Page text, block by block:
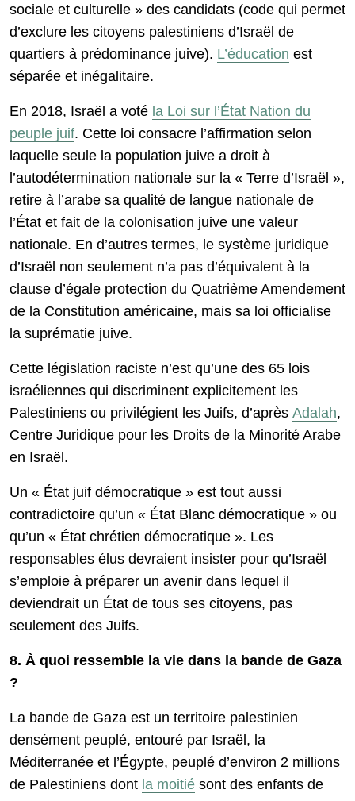
sociale et culturelle » des candidats (code qui permet
d’exclure les citoyens palestiniens d’Israël de
quartiers à prédominance juive). L’éducation est
séparée et inégalitaire.
En 2018, Israël a voté la Loi sur l’État Nation du
peuple juif. Cette loi consacre l’affirmation selon
laquelle seule la population juive a droit à
l’autodétermination nationale sur la « Terre d’Israël »,
retire à l’arabe sa qualité de langue nationale de
l’État et fait de la colonisation juive une valeur
nationale. En d’autres termes, le système juridique
d’Israël non seulement n’a pas d’équivalent à la
clause d’égale protection du Quatrième Amendement
de la Constitution américaine, mais sa loi officialise
la suprématie juive.
Cette législation raciste n’est qu’une des 65 lois
israéliennes qui discriminent explicitement les
Palestiniens ou privilégient les Juifs, d’après Adalah,
Centre Juridique pour les Droits de la Minorité Arabe
en Israël.
Un « État juif démocratique » est tout aussi
contradictoire qu’un « État Blanc démocratique » ou
qu’un « État chrétien démocratique ». Les
responsables élus devraient insister pour qu’Israël
s’emploie à préparer un avenir dans lequel il
deviendrait un État de tous ses citoyens, pas
seulement des Juifs.
8. À quoi ressemble la vie dans la bande de Gaza
?
La bande de Gaza est un territoire palestinien
densément peuplé, entouré par Israël, la
Méditerranée et l’Égypte, peuplé d’environ 2 millions
de Palestiniens dont la moitié sont des enfants de